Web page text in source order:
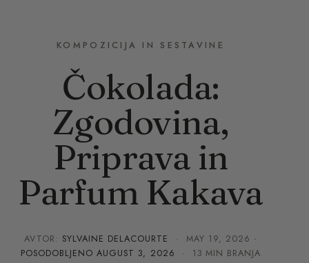
KOMPOZICIJA IN SESTAVINE
Čokolada:
Zgodovina,
Priprava in
Parfum Kakava
AVTOR: SYLVAINE DELACOURTE · MAY 19, 2026 ·
POSODOBLJENOAUGUST 3, 2026 · 13 MIN BRANJA